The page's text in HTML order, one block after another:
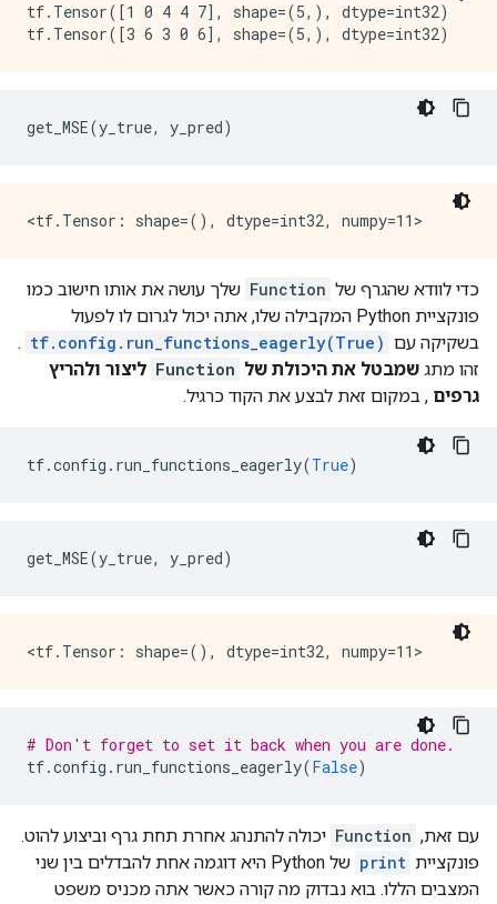
  attr {
    key: "T"
  }
}
  input: "cond:1"
    value {
      type: DT_INT32
    }
  }
  input: "cond/Identity_1"
      type: DT_INT32
library {
      input_arg {
        name: "cond_placeholder"
      output_arg {
        name: "cond_identity"
        type: DT_BOOL
      }
tf.Tensor([1 0 4 4 7], shape=(5,), dtype=int32)
get_MSE(y_true, y_pred)
כדי לוודא שהגרף של Function שלך עושה את אותו חישוב כמו
פונקציית Python המקבילה שלו, אתה יכול לגרום לו לפעול
בשקיקה עם tf.config.run_functions_eagerly(True)
.
זהו מתג שמבטל את היכולת של Function ליצור ולהריץ
גרפים , במקום זאת לבצע את הקוד כרגיל.
tf.config . run_functions_eagerly(True)
get_MSE(y_true, y_pred)
# Don't forget to set it back when you are done.
tf.config . run_functions_eagerly(False)
עם זאת, Function יכולה להתנהג אחרת תחת גרף וביצוע להוט.
פונקציית print
של Python היא דוגמה אחת להבדלים בין שני
המצבים הללו. בוא נבדוק מה קורה כאשר אתה מכניס משפט